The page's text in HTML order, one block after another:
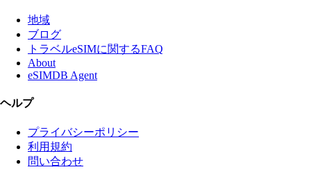
地域
ブログ
トラベルeSIMに関するFAQ
About
eSIMDB Agent
ヘルプ
プライバシーポリシー
利用規約
問い合わせ